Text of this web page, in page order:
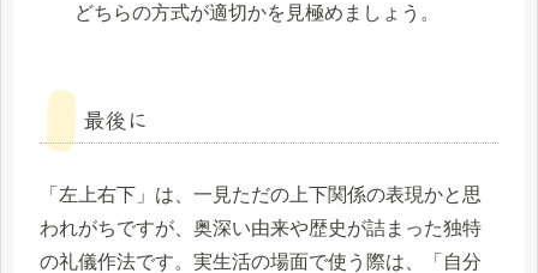
どちらの方式が適切かを見極めましょう。
最後に
「左上右下」は、一見ただの上下関係の表現かと思
われがちですが、奥深い由来や歴史が詰まった独特
の礼儀作法です。実生活の場面で使う際は、「自分